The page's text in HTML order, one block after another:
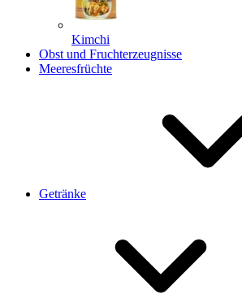
Kimchi
Obst und Fruchterzeugnisse
Meeresfrüchte
Getränke